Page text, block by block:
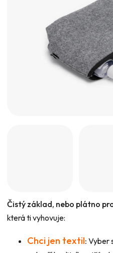
Čistý základ, nebo plátno
která ti vyhovuje:
Chci jen textil: Vyber